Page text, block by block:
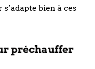
bien à ces
préchauffer